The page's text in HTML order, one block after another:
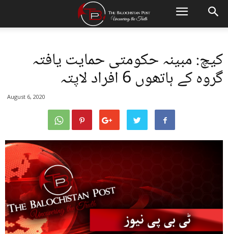
کیچ: مبینہ حکومتی حمایت یافتہ
گروہ کے ہاتھوں 6 افراد لاپتہ
August 6, 2020